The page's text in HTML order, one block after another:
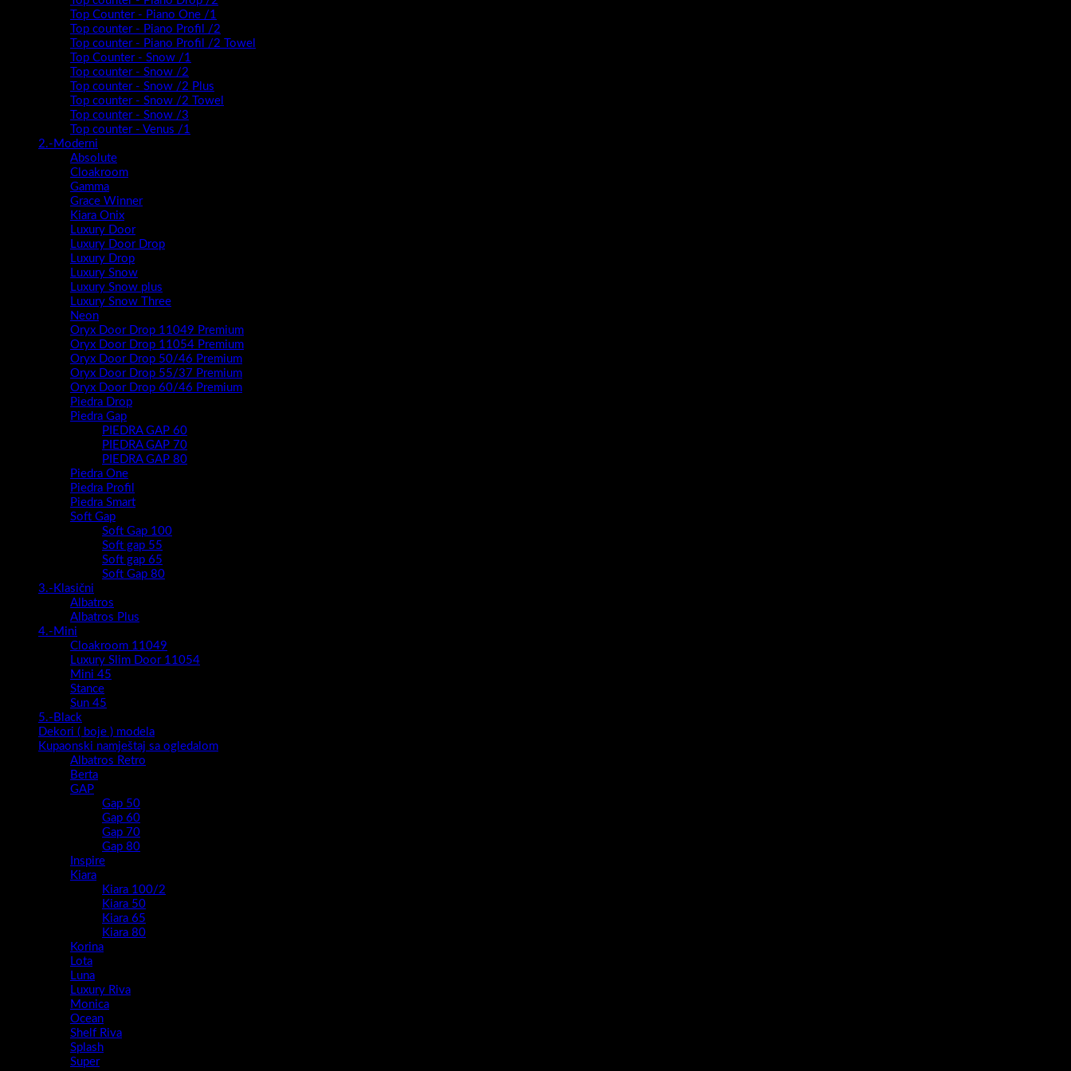
Top Counter - Piano One /1
Top counter - Piano Profil /2
Top counter - Piano Profil /2 Towel
Top Counter - Snow /1
Top counter - Snow /2
Top counter - Snow /2 Plus
Top counter - Snow /2 Towel
Top counter - Snow /3
Top counter - Venus /1
2.-Moderni
Absolute
Cloakroom
Gamma
Grace Winner
Kiara Onix
Luxury Door
Luxury Door Drop
Luxury Drop
Luxury Snow
Luxury Snow plus
Luxury Snow Three
Neon
Oryx Door Drop 11049 Premium
Oryx Door Drop 11054 Premium
Oryx Door Drop 50/46 Premium
Oryx Door Drop 55/37 Premium
Oryx Door Drop 60/46 Premium
Piedra Drop
Piedra Gap
PIEDRA GAP 60
PIEDRA GAP 70
PIEDRA GAP 80
Piedra One
Piedra Profil
Piedra Smart
Soft Gap
Soft Gap 100
Soft gap 55
Soft gap 65
Soft Gap 80
3.-Klasični
Albatros
Albatros Plus
4.-Mini
Cloakroom 11049
Luxury Slim Door 11054
Mini 45
Stance
Sun 45
5.-Black
Dekori ( boje ) modela
Kupaonski namještaj sa ogledalom
Albatros Retro
Berta
GAP
Gap 50
Gap 60
Gap 70
Gap 80
Inspire
Kiara
Kiara 100/2
Kiara 50
Kiara 65
Kiara 80
Korina
Lota
Luna
Luxury Riva
Monica
Ocean
Shelf Riva
Splash
Super